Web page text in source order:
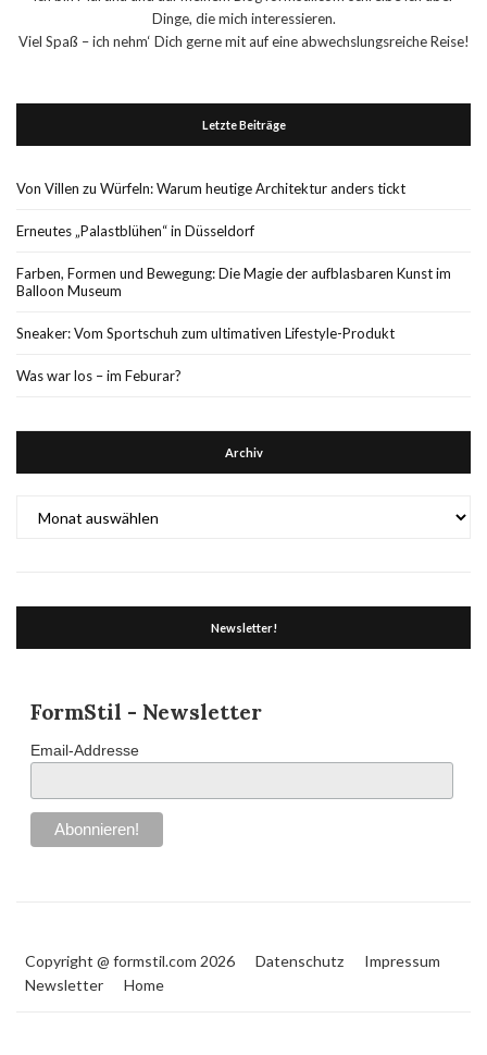
Dinge, die mich interessieren.
Viel Spaß – ich nehm‘ Dich gerne mit auf eine abwechslungsreiche Reise!
Letzte Beiträge
Von Villen zu Würfeln: Warum heutige Architektur anders tickt
Erneutes „Palastblühen“ in Düsseldorf
Farben, Formen und Bewegung: Die Magie der aufblasbaren Kunst im
Balloon Museum
Sneaker: Vom Sportschuh zum ultimativen Lifestyle-Produkt
Was war los – im Feburar?
Archiv
Newsletter!
FormStil - Newsletter
Email-Addresse
Copyright @ formstil.com 2026 Datenschutz
Impressum
Newsletter
Home